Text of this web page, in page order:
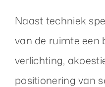
Naast techniek
van de ruimte een
verlichting,
positionering van